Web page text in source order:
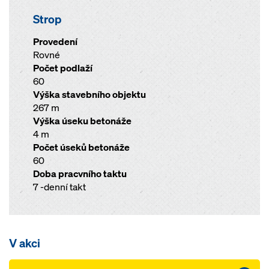
Strop
Provedení
Rovné
Počet podlaží
60
Výška stavebního objektu
267 m
Výška úseku betonáže
4 m
Počet úseků betonáže
60
Doba pracvního taktu
7 -denní takt
V akci